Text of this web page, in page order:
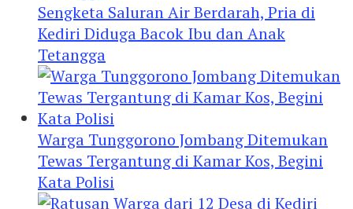
Sengketa Saluran Air Berdarah, Pria di
Kediri Diduga Bacok Ibu dan Anak
Tetangga
Warga Tunggorono Jombang Ditemukan
Tewas Tergantung di Kamar Kos, Begini
Kata Polisi